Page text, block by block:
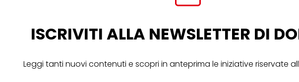
ISCRIVITI ALLA NEWSLETTER DI
Leggi tanti nuovi contenuti e scopri in anteprima le iniziative riservate